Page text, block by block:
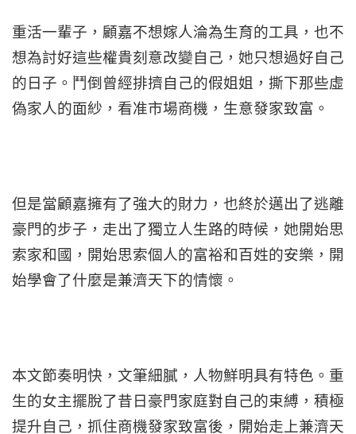
重活一輩子，顧嘉不想嫁人淪為生育的工具，也不
想為討好這些權貴刻意改變自己，她只想過好自己
的日子。鬥倒曾經排擠自己的假姐姐，撕下那些虛
偽家人的面紗，看准市場商機，生意發家致富。
但是當顧嘉擁有了強大的財力，也終於邁出了逃離
豪門的步子，走出了獨立人生路的時候，她開始思
索家和國，開始思索個人的富裕和百姓的安樂，開
始學會了什麼是兼濟天下的情懷。
本文節奏明快，文筆細膩，人物鮮明具有特色。重
生的女主擺脫了昔日豪門家庭對自己的束縛，積極
提升自己，抓住商機發家致富後，開始走上兼濟天